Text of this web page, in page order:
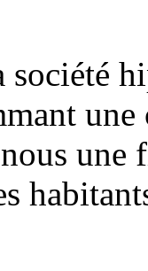
une